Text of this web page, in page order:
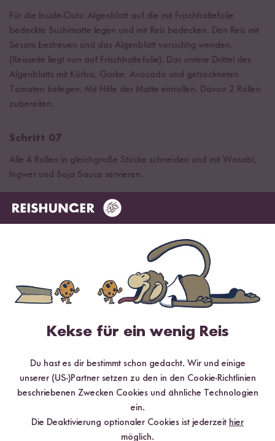
Für die Inside-Outs: Algenblatt auf die mit Frischhaltefolie
bedeckte Sushimatte legen und mit Reis bedecken. Den Reis mit
Sesam bestreuen und das Algenblatt vorsichtig wenden.
(Reisseite liegt nun auf Frischhaltefolie). Das untere Drittel des
Algenblatts mit Kürbis, Gurke, Avocado und getrockneten
Tomaten belegen. Mit Hilfe der Matte einrollen. Davon 2 Rollen
zubereiten.
Schritt 07
Alle 4 Rollen in gleichgroße Stücke schneiden und mit Wasabi,
Ingwer und Soja Sauce servieren.
FERTIG
Loading...
26
Kekse für ein wenig Reis
Du hast es dir bestimmt schon gedacht. Wir und einige
unserer (US-)Partner setzen zu den in den Cookie-Richtlinien
beschriebenen Zwecken Cookies und ähnliche Technologien
ein.
Die Deaktivierung optionaler Cookies ist jederzeit hier
möglich.